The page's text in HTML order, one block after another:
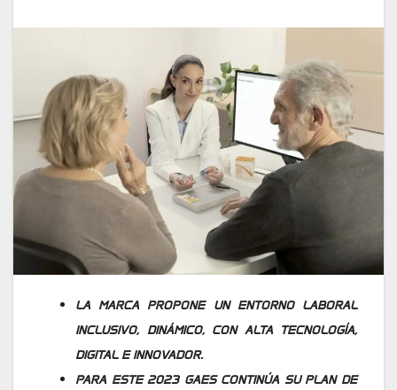
LA MARCA PROPONE UN ENTORNO LABORAL
INCLUSIVO, DINÁMICO, CON ALTA TECNOLOGÍA,
DIGITAL E INNOVADOR.
PARA ESTE 2023 GAES CONTINÚA SU PLAN DE